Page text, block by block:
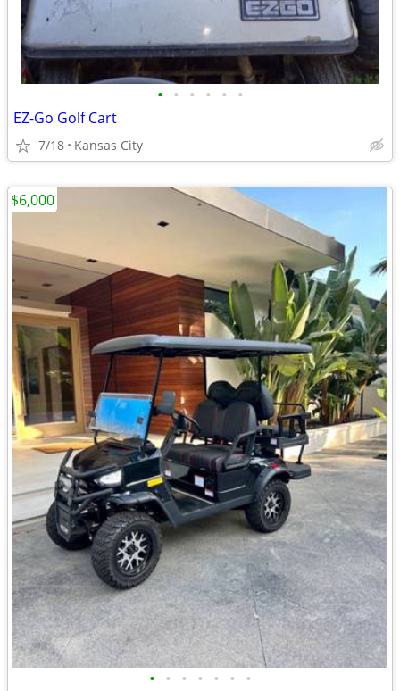
• • • • • •
EZ-Go Golf Cart
7/18 Kansas City
• • • • • • •
$6,000